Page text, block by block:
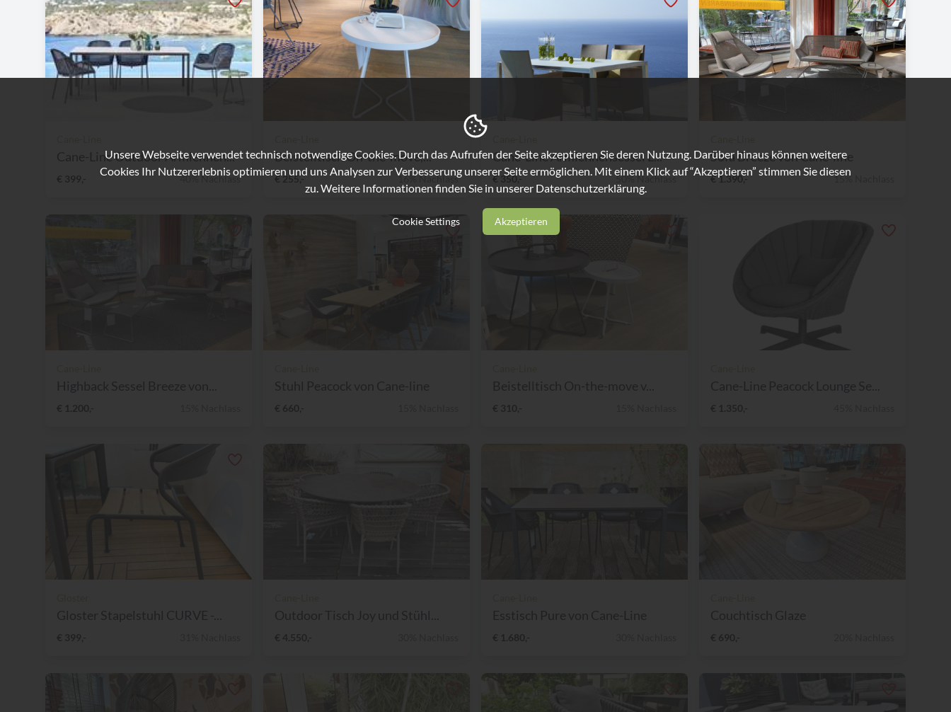
Cane-Line Outdoor Armlehnen...
€ 399,- 40% Nachlass
Beistelltisch On-the-move,...
€ 255,- 16% Nachlass
Cane-Line Armlehnensessel L...
€ 350,- 50% Nachlass
Sofa Breeze von Cane-line
€ 1.390,- 15% Nachlass
Unsere Webseite verwendet technisch notwendige Cookies. Durch das Aufrufen der Seite akzeptieren Sie deren Nutzung. Darüber hinaus können weitere
Cookies Ihr Nutzererlebnis optimieren und uns Analysen zur Verbesserung unserer Seite ermöglichen. Mit einem Klick auf “Akzeptieren” stimmen Sie diesen
zu. Weitere Informationen finden Sie in unserer Datenschutzerklärung.
Cookie Settings Akzeptieren